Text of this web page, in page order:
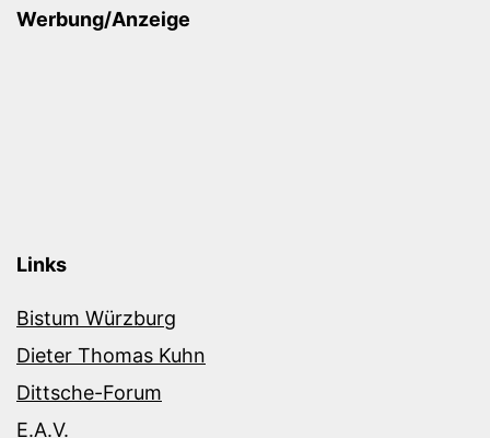
Werbung/Anzeige
Links
Bistum Würzburg
Dieter Thomas Kuhn
Dittsche-Forum
E.A.V.